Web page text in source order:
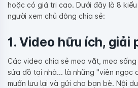
hoặc có giá trị cao. Dưới đây là 8
người xem chủ động chia sẻ:
1. Video hữu ích,
Các video chia sẻ mẹo vặt, mẹo
sửa đồ tại nhà... là những "viên ngọc
muốn lưu lại và gửi cho bạn bè. Nội